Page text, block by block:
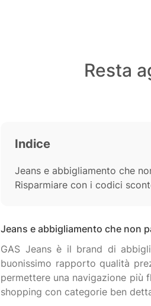
Resta
Indice
Jeans e abbigliamento che
Risparmiare con i codici
Jeans e abbigliamento che non
GAS Jeans è il brand di
buonissimo rapporto qualità
permettere una navigazione più
shopping con categorie ben